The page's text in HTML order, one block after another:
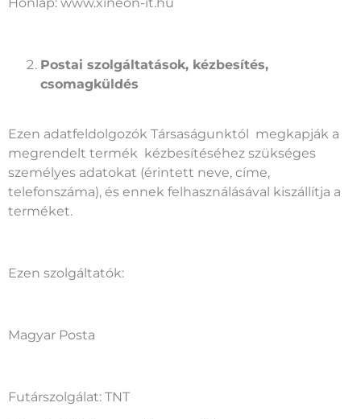
Honlap: www.xineon-it.hu
Postai szolgáltatások, kézbesítés,
csomagküldés
Ezen adatfeldolgozók Társaságunktól megkapják a
megrendelt termék kézbesítéséhez szükséges
személyes adatokat (érintett neve, címe,
telefonszáma), és ennek felhasználásával kiszállítja a
terméket.
Ezen szolgáltatók:
Magyar Posta
Futárszolgálat: TNT